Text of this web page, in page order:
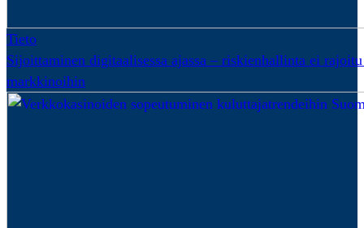
Tieto
Sijoittaminen digitaalisessa ajassa – riskienhallinta ei
markkinoihin